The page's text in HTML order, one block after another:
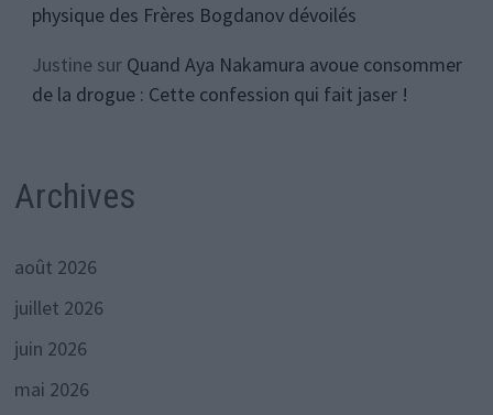
physique des Frères Bogdanov dévoilés
Justinesur Quand Aya Nakamura avoue consommer
de la drogue : Cette confession qui fait jaser !
Archives
août 2026
juillet 2026
juin 2026
mai 2026